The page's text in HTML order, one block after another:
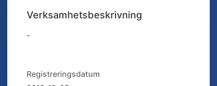
Verksamhetsbeskrivning
-
Registreringsdatum